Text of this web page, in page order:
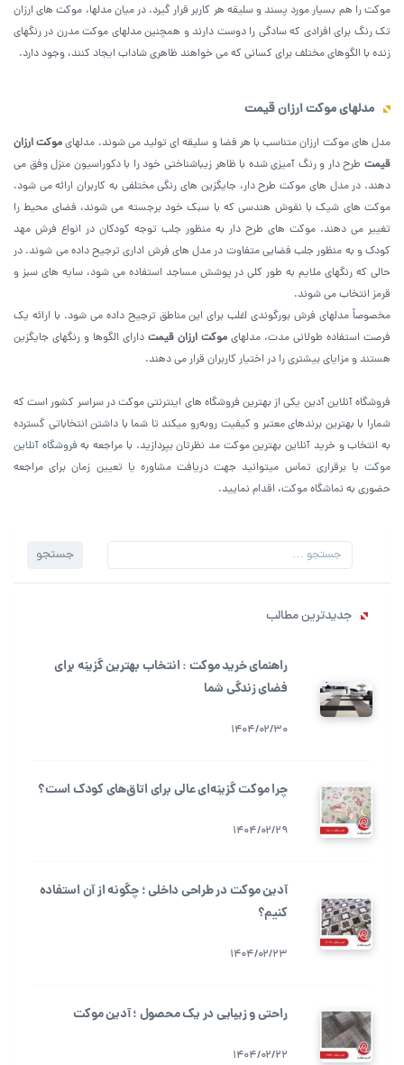
موکت را هم بسیار مورد پسند و سلیقه هر کاربر قرار گیرد. در میان مدلها، موکت های ارزان
تک رنگ برای افرادی که سادگی را دوست دارند و همچنین مدلهای موکت مدرن در رنگهای
زنده با الگوهای مختلف برای کسانی که می خواهند ظاهری شاداب ایجاد کنند، وجود دارد.
مدلهای موکت ارزان قیمت
مدل های موکت ارزان متناسب با هر فضا و سلیقه ای تولید می شوند. مدلهایموکت ارزان
قیمت طرح دار و رنگ آمیزی شده با ظاهر زیباشناختی خود را با دکوراسیون منزل وفق می
دهند. در مدل های موکت طرح دار، جایگزین های رنگی مختلفی به کاربران ارائه می شود.
موکت های شیک با نقوش هندسی که با سبک خود برجسته می شوند، فضای محیط را
تغییر می دهند. موکت های طرح دار به منظور جلب توجه کودکان در انواع فرش مهد
کودک و به منظور جلب فضایی متفاوت در مدل های فرش اداری ترجیح داده می شوند. در
حالی که رنگهای ملایم به طور کلی در پوشش مساجد استفاده می شود، سایه های سبز و
قرمز انتخاب می شوند.
مخصوصاً مدلهای فرش بورگوندی اغلب برای این مناطق ترجیح داده می شود. با ارائه یک
فرصت استفاده طولانی مدت، مدلهای موکت ارزان قیمت دارای الگوها و رنگهای جایگزین
هستند و مزایای بیشتری را در اختیار کاربران قرار می دهند.
فروشگاه آنلاین آدین یکی از بهترین فروشگاه های اینترنتی موکت در سراسر کشور است که
شمارا با بهترین برندهای معتبر و کیفیت روبه‌رو میکند تا شما با داشتن انتخاباتی گسترده
به انتخاب و خرید آنلاین بهترین موکت مد نظرتان بپردازید. با مراجعه به فروشگاه آنلاین
موکت یا برقراری تماس میتوانید جهت دریافت مشاوره یا تعیین زمان برای مراجعه
حضوری به نماشگاه موکت، اقدام نمایید.
جستجو
جستجو
جدیدترین مطالب
راهنمای خرید موکت : انتخاب بهترین گزینه برای
فضای زندگی شما
1404/02/30
چرا موکت گزینه‌ای عالی برای اتاق‌های کودک است؟
1404/02/29
آدین موکت در طراحی داخلی ؛ چگونه از آن استفاده
کنیم؟
1404/02/23
راحتی و زیبایی در یک محصول ؛ آدین موکت
1404/02/22